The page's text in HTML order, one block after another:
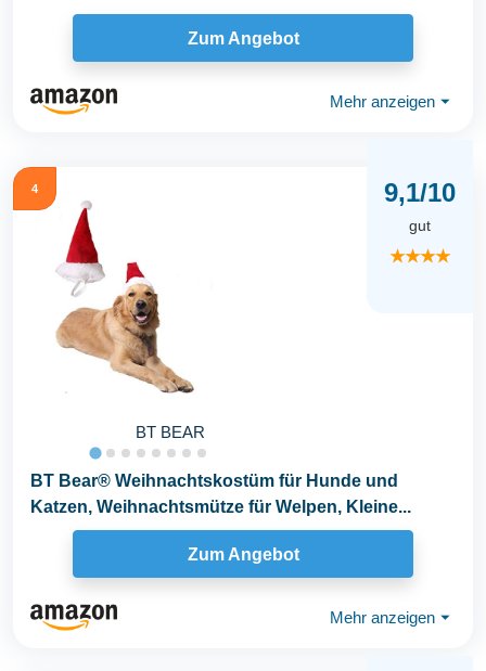
Zum Angebot
Mehr anzeigen ⏷
4
BT BEAR
9,1/10
gut
★★★★
BT Bear® Weihnachtskostüm für Hunde und
Katzen, Weihnachtsmütze für Welpen, Kleine...
Zum Angebot
Mehr anzeigen ⏷